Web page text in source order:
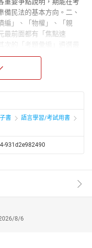
備民法的基本方向。二、
編」、「物權」、「親
最前面都有「焦點速
次的「考題彙編」遴選最
做練習，嚴選考題深度及
以圖示及解析，希望能夠
針對所學的概念靈活運
文及判例判決與大法官解
集實務資料的時間，並針
，以加深考生的印象，第
望教考生能輕鬆破解考
測驗題庫，立即評量，學
強化應考實力。
書
語言學習/考試用書
931d2e982490
8/6